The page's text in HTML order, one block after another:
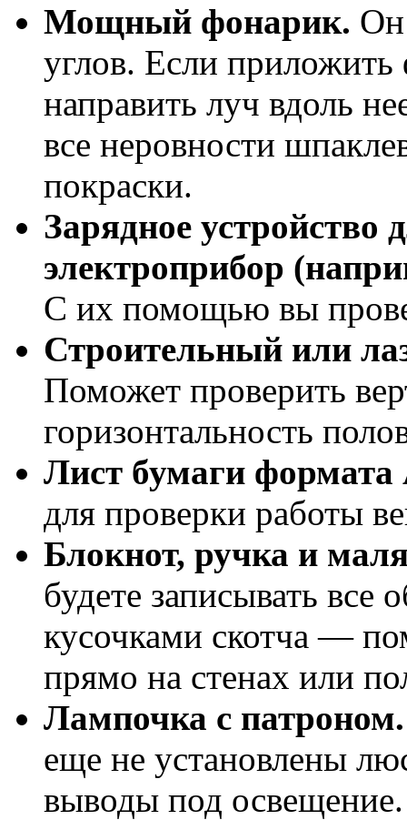
Мощный фонарик. Он
углов. Если
направить луч вдоль
все неровности
покраски.
Зарядное устройство
электроприбор
С их помощью вы
Строительный или
Поможет проверить
горизонтальность
Лист бумаги формата
для проверки работы
Блокнот, ручка и
будете записывать
кусочками скотча —
прямо на стенах или
Лампочка с патроном.
еще не установлены
выводы под освещение.